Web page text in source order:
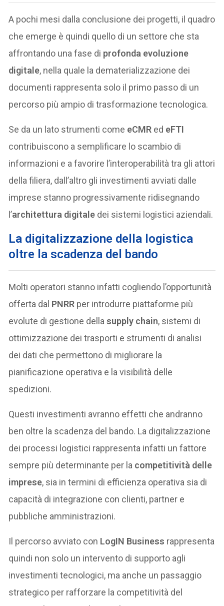
A pochi mesi dalla conclusione dei progetti, il quadro
che emerge è quindi quello di un settore che sta
affrontando una fase di profonda evoluzione
digitale, nella quale la dematerializzazione dei
documenti rappresenta solo il primo passo di un
percorso più ampio di trasformazione tecnologica.
Se da un lato strumenti come eCMR ed eFTI
contribuiscono a semplificare lo scambio di
informazioni e a favorire l’interoperabilità tra gli attori
della filiera, dall’altro gli investimenti avviati dalle
imprese stanno progressivamente ridisegnando
l’architettura digitale dei sistemi logistici aziendali.
La digitalizzazione della logistica
oltre la scadenza del bando
Molti operatori stanno infatti cogliendo l’opportunità
offerta dal PNRR per introdurre piattaforme più
evolute di gestione dellasupply chain, sistemi di
ottimizzazione dei trasporti e strumenti di analisi
dei dati che permettono di migliorare la
pianificazione operativa e la visibilità delle
spedizioni.
Questi investimenti avranno effetti che andranno
ben oltre la scadenza del bando. La digitalizzazione
dei processi logistici rappresenta infatti un fattore
sempre più determinante per la competitività delle
imprese, sia in termini di efficienza operativa sia di
capacità di integrazione con clienti, partner e
pubbliche amministrazioni.
Il percorso avviato con LogIN Business rappresenta
quindi non solo un intervento di supporto agli
investimenti tecnologici, ma anche un passaggio
strategico per rafforzare la competitività del